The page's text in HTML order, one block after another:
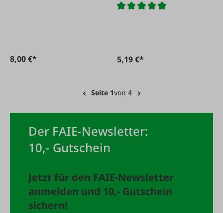
8,00 €* 5,19 €*
Seite 1von 4
Der FAIE-Newsletter:
10,- Gutschein
Jetzt für den FAIE-Newsletter
anmelden und 10,- Gutschein
sichern!